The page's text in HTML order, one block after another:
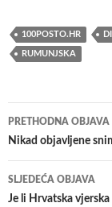
100POSTO.HR
RUMUNJSKA
Navigacija
objava
PRETHODNA OBJAVA
Nikad objavljene
SLJEDEĆA OBJAVA
Je li Hrvatska vjerska